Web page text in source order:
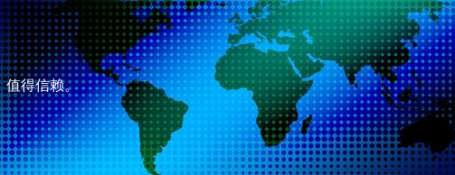
值得信赖。